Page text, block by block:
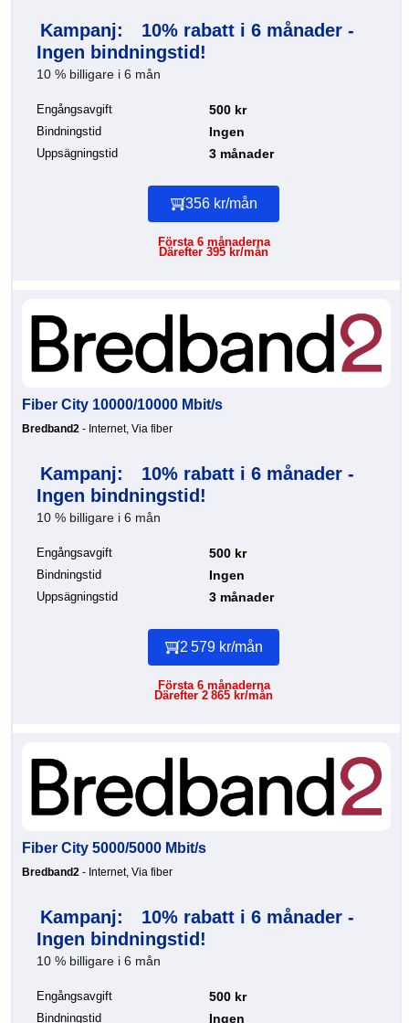
Kampanj:
10% rabatt i 6 månader -
Ingen bindningstid!
10 % billigare i 6 mån
Engångsavgift 500 kr
Bindningstid Ingen
Uppsägningstid 3 månader
356 kr/mån
Första 6 månaderna
Därefter 395 kr/mån
Fiber City 10000/10000 Mbit/s
Bredband2 - Internet, Via fiber
Kampanj:
10% rabatt i 6 månader -
Ingen bindningstid!
10 % billigare i 6 mån
Engångsavgift 500 kr
Bindningstid Ingen
Uppsägningstid 3 månader
2 579 kr/mån
Första 6 månaderna
Därefter 2 865 kr/mån
Fiber City 5000/5000 Mbit/s
Bredband2 - Internet, Via fiber
Kampanj:
10% rabatt i 6 månader -
Ingen bindningstid!
10 % billigare i 6 mån
Engångsavgift 500 kr
Bindningstid Ingen